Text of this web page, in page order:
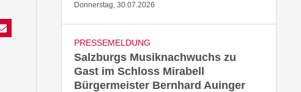
Donnerstag, 30.07.2026
PRESSEMELDUNG
Salzburgs Musiknachwuchs zu
Gast im Schloss Mirabell
Bürgermeister Bernhard Auinger